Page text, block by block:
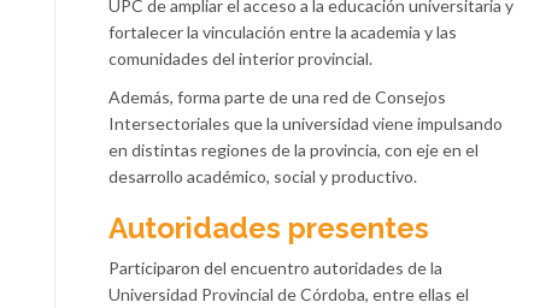
UPC de ampliar el acceso a la educación universitaria y
fortalecer la vinculación entre la academia y las
comunidades del interior provincial.
Además, forma parte de una red de Consejos
Intersectoriales que la universidad viene impulsando
en distintas regiones de la provincia, con eje en el
desarrollo académico, social y productivo.
Autoridades presentes
Participaron del encuentro autoridades de la
Universidad Provincial de Córdoba, entre ellas el